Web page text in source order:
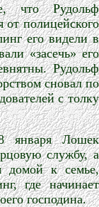
что Рудольф
от полицейского
его видели в
«засечь» его
Рудольф
сновал по
с толку
января Лошек
службу, а
домой к семье,
где начинает
господина.